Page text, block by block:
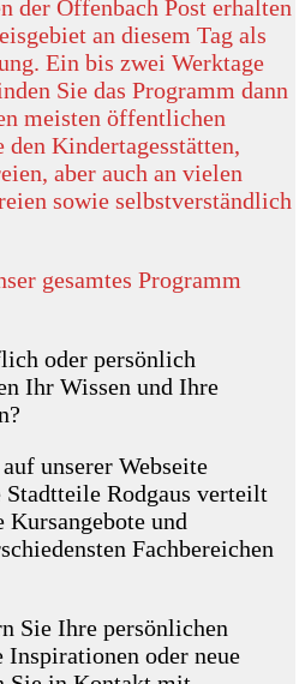
der Offenbach Post erhalten
an diesem Tag als
Ein bis zwei Werktage
Sie das Programm dann
meisten öffentlichen
den Kindertagesstätten,
aber auch an vielen
sowie selbstverständlich
gesamtes Programm
oder persönlich
Ihr Wissen und Ihre
unserer Webseite
Rodgaus verteilt
Kursangebote und
Fachbereichen
Sie Ihre persönlichen
oder neue